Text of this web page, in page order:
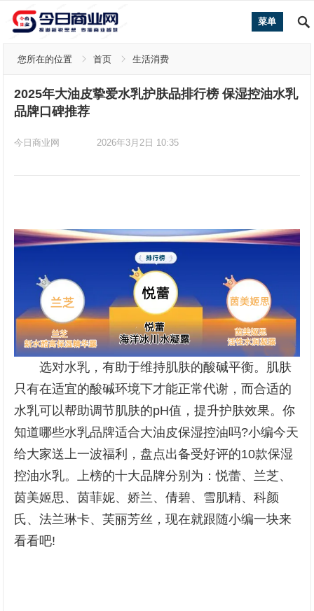
菜单
您所在的位置 首页 生活消费
2025年大油皮挚爱水乳护肤品排行榜 保湿控油水乳
品牌口碑推荐
今日商业网 2026年3月2日 10:35
选对水乳，有助于维持肌肤的酸碱平衡。肌肤
只有在适宜的酸碱环境下才能正常代谢，而合适的
水乳可以帮助调节肌肤的pH值，提升护肤效果。你
知道哪些水乳品牌适合大油皮保湿控油吗?小编今天
给大家送上一波福利，盘点出备受好评的10款保湿
控油水乳。上榜的十大品牌分别为：悦蕾、兰芝、
茵美姬思、茵菲妮、娇兰、倩碧、雪肌精、科颜
氏、法兰琳卡、芙丽芳丝，现在就跟随小编一块来
看看吧!